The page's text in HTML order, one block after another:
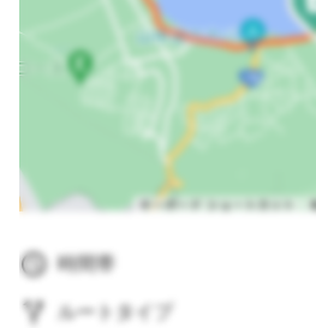
時間帯
ルートタイプ